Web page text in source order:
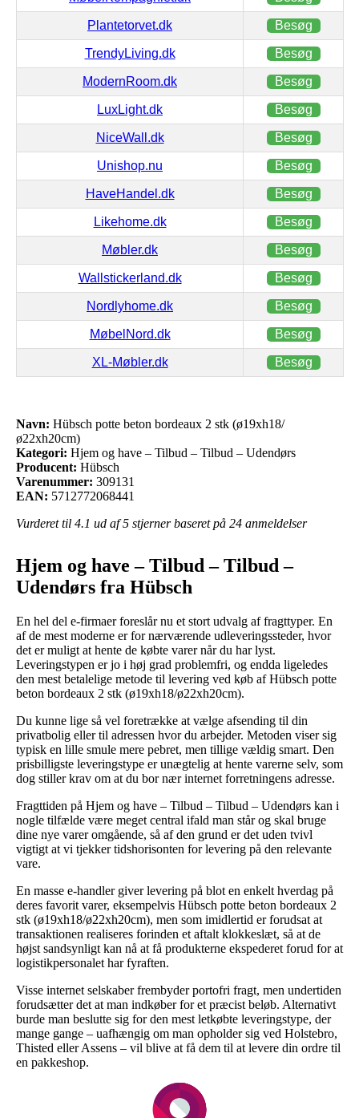
Plantetorvet.dk Besøg
TrendyLiving.dk Besøg
ModernRoom.dk Besøg
LuxLight.dk Besøg
NiceWall.dk Besøg
Unishop.nu Besøg
HaveHandel.dk Besøg
Likehome.dk Besøg
Møbler.dk Besøg
Wallstickerland.dk Besøg
Nordlyhome.dk Besøg
MøbelNord.dk Besøg
XL-Møbler.dk Besøg
Navn: Hübsch potte beton bordeaux 2 stk (ø19xh18/
ø22xh20cm)
Kategori: Hjem og have – Tilbud – Tilbud – Udendørs
Producent: Hübsch
Varenummer: 309131
EAN: 5712772068441
Vurderet til 4.1 ud af 5 stjerner baseret på 24 anmeldelser
Hjem og have – Tilbud – Tilbud –
Udendørs fra Hübsch
En hel del e-firmaer foreslår nu et stort udvalg af fragttyper. En
af de mest moderne er for nærværende udleveringssteder, hvor
det er muligt at hente de købte varer når du har lyst.
Leveringstypen er jo i høj grad problemfri, og endda ligeledes
den mest betalelige metode til levering ved køb af Hübsch potte
beton bordeaux 2 stk (ø19xh18/ø22xh20cm).
Du kunne lige så vel foretrække at vælge afsending til din
privatbolig eller til adressen hvor du arbejder. Metoden viser sig
typisk en lille smule mere pebret, men tillige vældig smart. Den
prisbilligste leveringstype er unægtelig at hente varerne selv, som
dog stiller krav om at du bor nær internet forretningens adresse.
Fragttiden på Hjem og have – Tilbud – Tilbud – Udendørs kan i
nogle tilfælde være meget central ifald man står og skal bruge
dine nye varer omgående, så af den grund er det uden tvivl
vigtigt at vi tjekker tidshorisonten for levering på den relevante
vare.
En masse e-handler giver levering på blot en enkelt hverdag på
deres favorit varer, eksempelvis Hübsch potte beton bordeaux 2
stk (ø19xh18/ø22xh20cm), men som imidlertid er forudsat at
transaktionen realiseres forinden et aftalt klokkeslæt, så at de
højst sandsynligt kan nå at få produkterne ekspederet forud for at
logistikpersonalet har fyraften.
Visse internet selskaber frembyder portofri fragt, men undertiden
forudsætter det at man indkøber for et præcist beløb. Alternativt
burde man beslutte sig for den mest letkøbte leveringstype, der
mange gange – uafhængig om man opholder sig ved Holstebro,
Thisted eller Assens – vil blive at få dem til at levere din ordre til
en pakkeshop.